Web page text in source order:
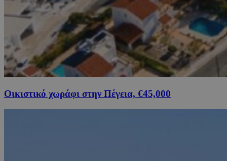
Οικιστικό χωράφι στην Πέγεια, €45,000